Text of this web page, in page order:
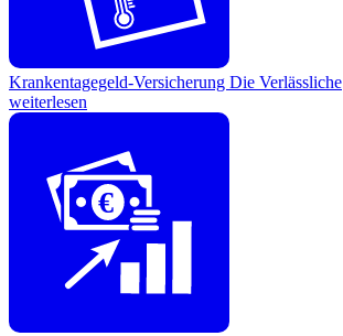
Krankentagegeld-Versicherung Die Verlässliche
weiterlesen
€